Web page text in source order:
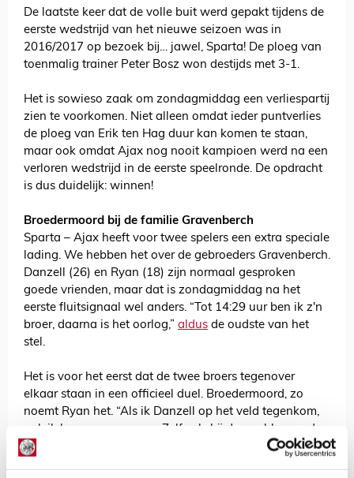
De laatste keer dat de volle buit werd gepakt tijdens de
eerste wedstrijd van het nieuwe seizoen was in
2016/2017 op bezoek bij… jawel, Sparta! De ploeg van
toenmalig trainer Peter Bosz won destijds met 3-1.
Het is sowieso zaak om zondagmiddag een verliespartij
zien te voorkomen. Niet alleen omdat ieder puntverlies
de ploeg van Erik ten Hag duur kan komen te staan,
maar ook omdat Ajax nog nooit kampioen werd na een
verloren wedstrijd in de eerste speelronde. De opdracht
is dus duidelijk: winnen!
Broedermoord bij de familie Gravenberch
Sparta – Ajax heeft voor twee spelers een extra speciale
lading. We hebben het over de gebroeders Gravenberch.
Danzell (26) en Ryan (18) zijn normaal gesproken
goede vrienden, maar dat is zondagmiddag na het
eerste fluitsignaal wel anders. “Tot 14:29 uur ben ik z'n
broer, daarna is het oorlog,” aldus de oudste van het
stel.
Het is voor het eerst dat de twee broers tegenover
elkaar staan in een officieel duel. Broedermoord, zo
noemt Ryan het. “Als ik Danzell op het veld tegenkom,
pak ik hem gewoon aan. Zelfs als hij dan geblesseerd
raakt. Tegen Perr zeg ik ook dat hij er lekker kort